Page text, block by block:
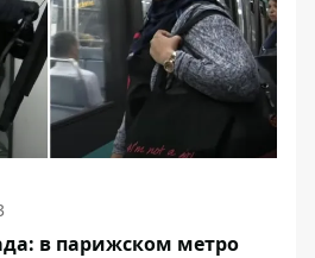
в парижском метро